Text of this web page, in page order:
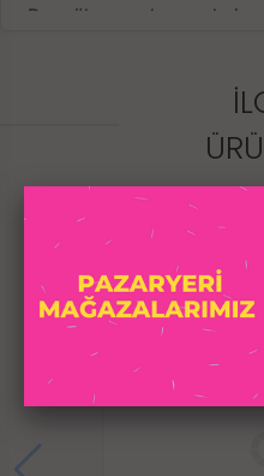
Bu mükemmel gerçekçi
kullan. Hayallerindeki
Bu ürünler Erotica
yumuşak TPE
sonsuz okşama için
Temizlemesi
gerçeğinden daha iyi
Vücut için %100 güvenli
sağlayan yumuşak ve
Tamamen su geçirmez
herhangi bir sulu